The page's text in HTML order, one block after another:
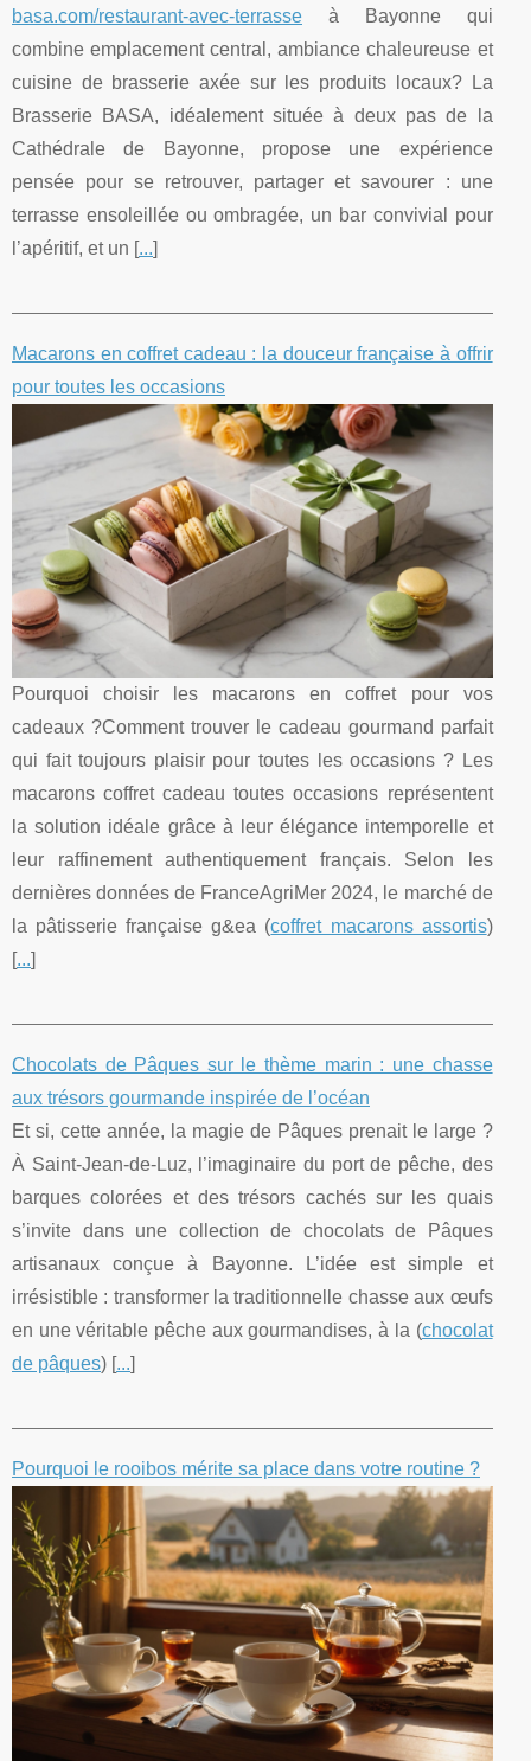
basa.com/restaurant-avec-terrasse à Bayonne qui
combine emplacement central, ambiance chaleureuse et
cuisine de brasserie axée sur les produits locaux? La
Brasserie BASA, idéalement située à deux pas de la
Cathédrale de Bayonne, propose une expérience
pensée pour se retrouver, partager et savourer : une
terrasse ensoleillée ou ombragée, un bar convivial pour
l’apéritif, et un [...]
Macarons en coffret cadeau : la douceur française à offrir
pour toutes les occasions
Pourquoi choisir les macarons en coffret pour vos
cadeaux ?Comment trouver le cadeau gourmand parfait
qui fait toujours plaisir pour toutes les occasions ? Les
macarons coffret cadeau toutes occasions représentent
la solution idéale grâce à leur élégance intemporelle et
leur raffinement authentiquement français. Selon les
dernières données de FranceAgriMer 2024, le marché de
la pâtisserie française g&ea (coffret macarons assortis)
[...]
Chocolats de Pâques sur le thème marin : une chasse
aux trésors gourmande inspirée de l’océan
Et si, cette année, la magie de Pâques prenait le large ?
À Saint‑Jean‑de‑Luz, l’imaginaire du port de pêche, des
barques colorées et des trésors cachés sur les quais
s’invite dans une collection de chocolats de Pâques
artisanaux conçue à Bayonne. L’idée est simple et
irrésistible : transformer la traditionnelle chasse aux œufs
en une véritable pêche aux gourmandises, à la (chocolat
de pâques) [...]
Pourquoi le rooibos mérite sa place dans votre routine ?